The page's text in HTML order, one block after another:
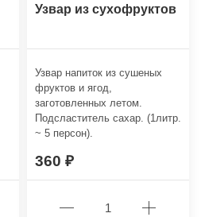
Узвар из сухофруктов
Узвар напиток из сушеных
фруктов и ягод,
заготовленных летом.
Подсластитель сахар. (1литр.
~ 5 персон).
360